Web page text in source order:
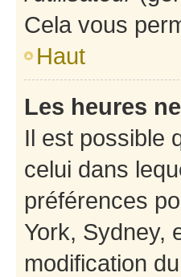
Cela vous
Haut
Les heures
Il est possible
celui dans
préférences
York, Sydney,
modification